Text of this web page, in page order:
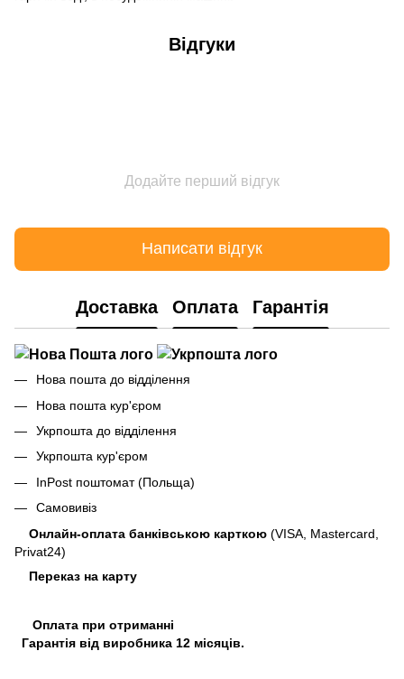
Відгуки
Додайте перший відгук
Написати відгук
Доставка Оплата Гарантія
Нова пошта до відділення
Нова пошта кур'єром
Укрпошта до відділення
Укрпошта кур'єром
InPost поштомат (Польща)
Самовивіз
Онлайн-оплата банківською карткою (VISA, Mastercard,
Privat24)
Переказ на карту
Оплата при отриманні
Гарантія від виробника 12 місяців.